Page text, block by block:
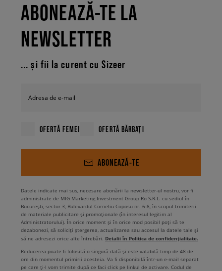
ABONEAZĂ-TE LA
NEWSLETTER
... și fii la curent cu Sizeer
Adresa de e-mail
OFERTĂ FEMEI OFERTĂ BĂRBAȚI
ABONEAZĂ-TE
Datele indicate mai sus, necesare abonării la newsletter-ul nostru, vor fi
administrate de MIG Marketing Investment Group Ro S.R.L. cu sediul în
București, sector 3, Bulevardul Corneliu Coposu nr. 6-8, în scopul trimiterii
de materiale publicitare și promoționale (în interesul legitim al
Administratorului). În orice moment și în orice mod posibil poți să te
dezabonezi, să soliciți ștergerea, actualizarea sau accesul la datele tale și
să ne adresezi orice alte întrebări. Detalii în Politica de confidențialitate.
Reducerea poate fi folosită o singură dată și este valabilă timp de 48 de
ore din momentul primirii acesteia. Va fi disponibilă într-un e-mail separat
pe care ți-l vom trimite după ce faci click pe linkul de activare. Codul de